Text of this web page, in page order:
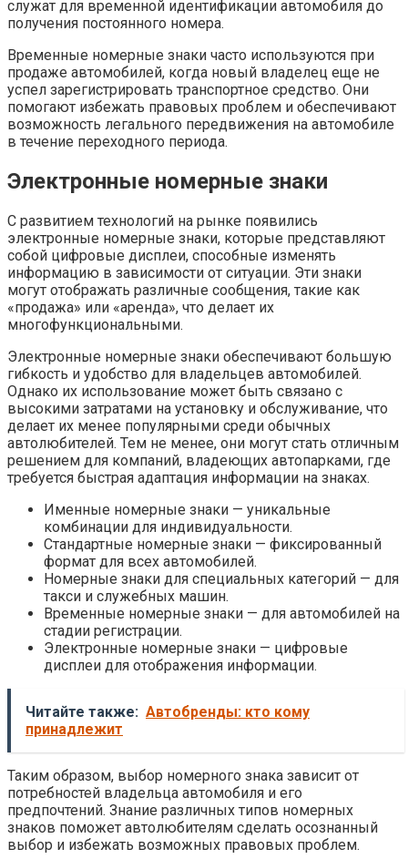
служат для временной идентификации автомобиля до
получения постоянного номера.
Временные номерные знаки часто используются при
продаже автомобилей, когда новый владелец еще не
успел зарегистрировать транспортное средство. Они
помогают избежать правовых проблем и обеспечивают
возможность легального передвижения на автомобиле
в течение переходного периода.
Электронные номерные знаки
С развитием технологий на рынке появились
электронные номерные знаки, которые представляют
собой цифровые дисплеи, способные изменять
информацию в зависимости от ситуации. Эти знаки
могут отображать различные сообщения, такие как
«продажа» или «аренда», что делает их
многофункциональными.
Электронные номерные знаки обеспечивают большую
гибкость и удобство для владельцев автомобилей.
Однако их использование может быть связано с
высокими затратами на установку и обслуживание, что
делает их менее популярными среди обычных
автолюбителей. Тем не менее, они могут стать отличным
решением для компаний, владеющих автопарками, где
требуется быстрая адаптация информации на знаках.
Именные номерные знаки — уникальные
комбинации для индивидуальности.
Стандартные номерные знаки — фиксированный
формат для всех автомобилей.
Номерные знаки для специальных категорий — для
такси и служебных машин.
Временные номерные знаки — для автомобилей на
стадии регистрации.
Электронные номерные знаки — цифровые
дисплеи для отображения информации.
Читайте также: Автобренды: кто кому
принадлежит
Таким образом, выбор номерного знака зависит от
потребностей владельца автомобиля и его
предпочтений. Знание различных типов номерных
знаков поможет автолюбителям сделать осознанный
выбор и избежать возможных правовых проблем.